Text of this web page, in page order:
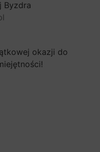
Byzdra
okazji do